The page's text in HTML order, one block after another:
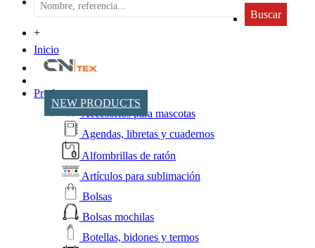
Buscar
+
Inicio
NEW PRODUCTS
Productos
Accesorios para mascotas
Agendas, libretas y cuadernos
Alfombrillas de ratón
Artículos para sublimación
Bolsas
Bolsas mochilas
Botellas, bidones y termos